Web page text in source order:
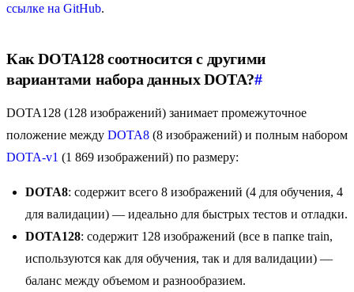
ссылке на GitHub.
Как DOTA128 соотносится с другими
вариантами набора данных DOTA?#
DOTA128 (128 изображений) занимает промежуточное
положение между DOTA8 (8 изображений) и полным набором
DOTA-v1 (1 869 изображений) по размеру:
DOTA8: содержит всего 8 изображений (4 для обучения, 4
для валидации) — идеально для быстрых тестов и отладки.
DOTA128: содержит 128 изображений (все в папке train,
используются как для обучения, так и для валидации) —
баланс между объемом и разнообразием.